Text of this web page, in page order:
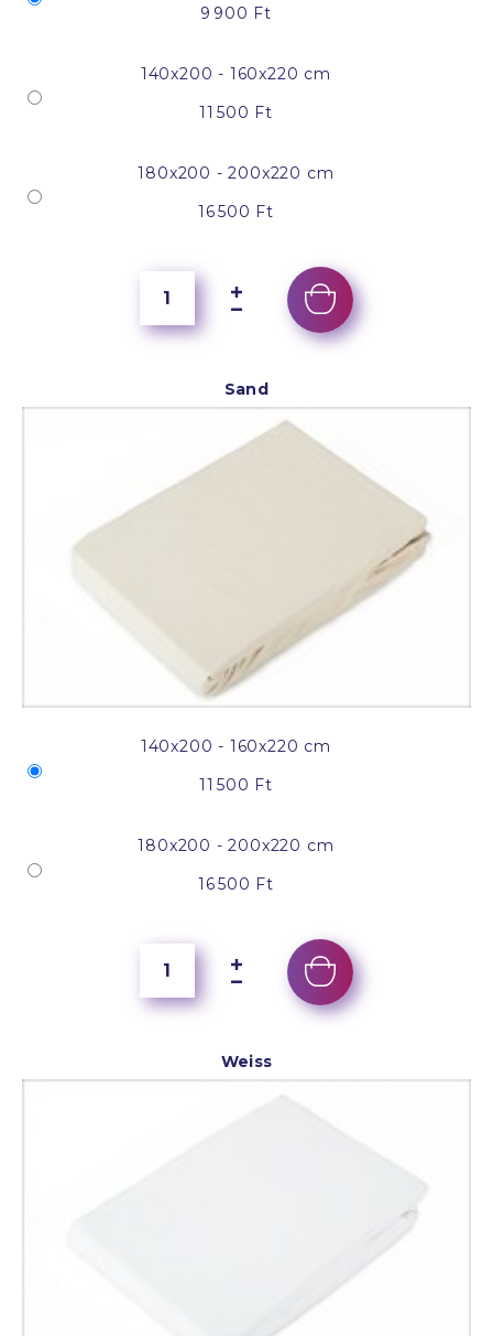
9 900 Ft
140x200 - 160x220 cm
11 500 Ft
180x200 - 200x220 cm
16 500 Ft
Sand
140x200 - 160x220 cm
11 500 Ft
180x200 - 200x220 cm
16 500 Ft
Weiss